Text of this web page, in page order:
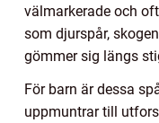
välmarkerade och
som djurspår,
gömmer sig längs
För barn är dessa
uppmuntrar till